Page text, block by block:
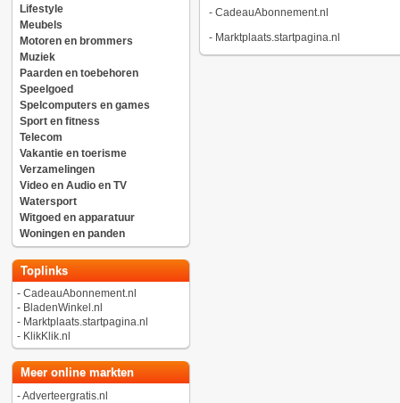
Lifestyle
Meubels
Motoren en brommers
Muziek
Paarden en toebehoren
Speelgoed
Spelcomputers en games
Sport en fitness
Telecom
Vakantie en toerisme
Verzamelingen
Video en Audio en TV
Watersport
Witgoed en apparatuur
Woningen en panden
Toplinks
- CadeauAbonnement.nl
- BladenWinkel.nl
- Marktplaats.startpagina.nl
- KlikKlik.nl
Meer online markten
-Adverteergratis.nl
- CadeauAbonnement.nl
- Marktplaats.startpagina.nl